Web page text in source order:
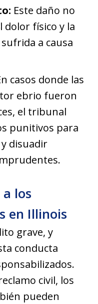
Este daño no
dolor físico y la
a causa
casos donde las
ebrio fueron
el tribunal
punitivos para
disuadir
los
en Illinois
grave, y
conducta
civil, los
pueden